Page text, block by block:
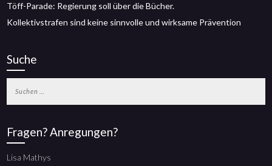
Töff-Parade: Regierung soll über die Bücher.
Kollektivstrafen sind keine sinnvolle und wirksame Prävention
Suche
nach:
Fragen? Anregungen?
Lisa Mathys